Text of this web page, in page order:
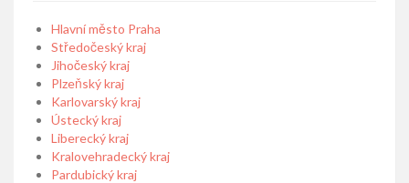
Hlavní město Praha
Středočeský kraj
Jihočeský kraj
Plzeňský kraj
Karlovarský kraj
Ústecký kraj
Liberecký kraj
Kralovehradecký kraj
Pardubický kraj